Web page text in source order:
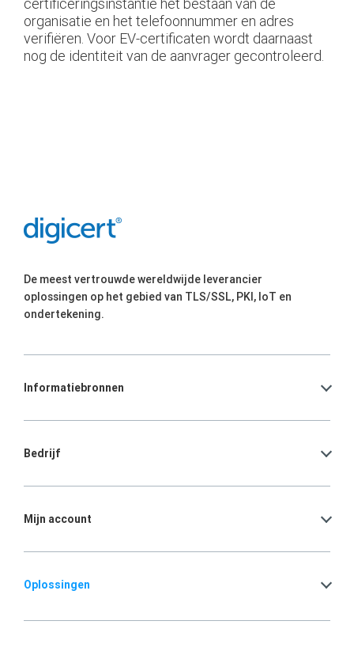
organisatie en het telefoonnummer en adres
verifiëren. Voor EV-certificaten wordt daarnaast
nog de identiteit van de aanvrager gecontroleerd.
De meest vertrouwde wereldwijde leverancier
oplossingen op het gebied van TLS/SSL, PKI, IoT en
ondertekening.
Informatiebronnen
Bedrijf
Mijn account
Oplossingen